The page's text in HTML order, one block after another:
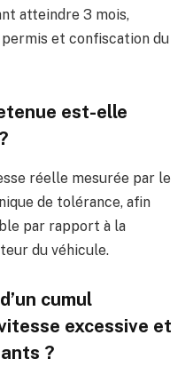
atteindre 3 mois,
et confiscation du
est-elle
réelle mesurée par le
de tolérance, afin
par rapport à la
du véhicule.
cumul
excessive et
?